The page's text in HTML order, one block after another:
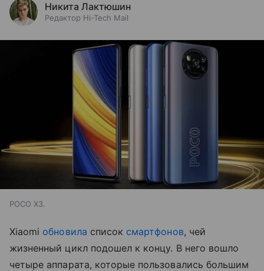
Никита Лактюшин
Редактор Hi-Tech Mail
POCO X3.
Хiaomi обновила список смартфонов, чей
жизненный цикл подошел к концу. В него вошло
четыре аппарата, которые пользовались большим